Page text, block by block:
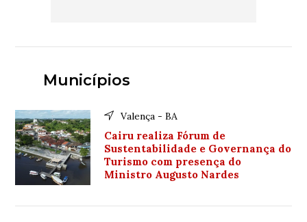
Municípios
Valença - BA
Cairu realiza Fórum de
Sustentabilidade e Governança do
Turismo com presença do
Ministro Augusto Nardes